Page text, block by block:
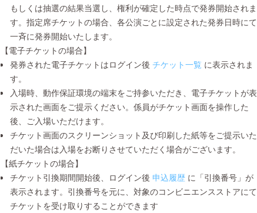
もしくは抽選の結果当選し、権利が確定した時点で発券開始されま
す。指定席チケットの場合、各公演ごとに設定された発券日時にて
一斉に発券開始いたします。
【電子チケットの場合】
発券された電子チケットはログイン後 チケット一覧 に表示されま
す。
入場時、動作保証環境の端末をご持参いただき、電子チケットが表
示された画面をご提示ください。係員がチケット画面を操作した
後、ご入場いただけます。
チケット画面のスクリーンショット及び印刷した紙等をご提示いた
だいた場合は入場をお断りさせていただく場合がございます。
【紙チケットの場合】
チケット引換期間開始後、ログイン後 申込履歴 に「引換番号」が
表示されます。引換番号を元に、対象のコンビニエンスストアにて
チケットを受け取りすることができます